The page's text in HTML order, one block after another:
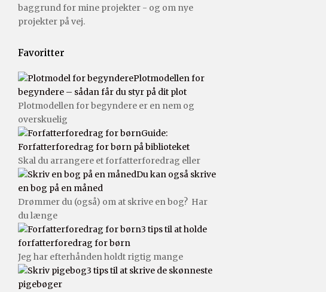
baggrund for mine projekter - og om nye
projekter på vej.
Favoritter
Plotmodellen for
begyndere – sådan får du styr på dit plot
Plotmodellen for begyndere er en nem og
overskuelig
Guide:
Forfatterforedrag for børn på biblioteket
Skal du arrangere et forfatterforedrag eller
Du kan også skrive
en bog på en måned
Drømmer du (også) om at skrive en bog? Har
du længe
3 tips til at holde
forfatterforedrag for børn
Jeg har efterhånden holdt rigtig mange
3 tips til at skrive de skønneste
pigebøger